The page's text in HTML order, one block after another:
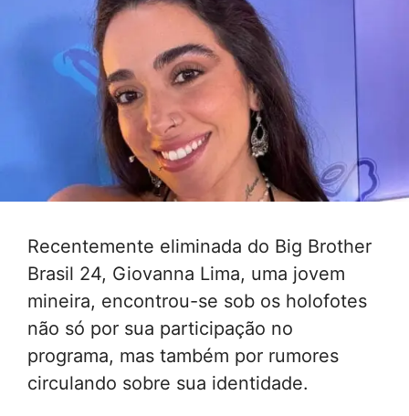
Recentemente eliminada do Big Brother
Brasil 24, Giovanna Lima, uma jovem
mineira, encontrou-se sob os holofotes
não só por sua participação no
programa, mas também por rumores
circulando sobre sua identidade.